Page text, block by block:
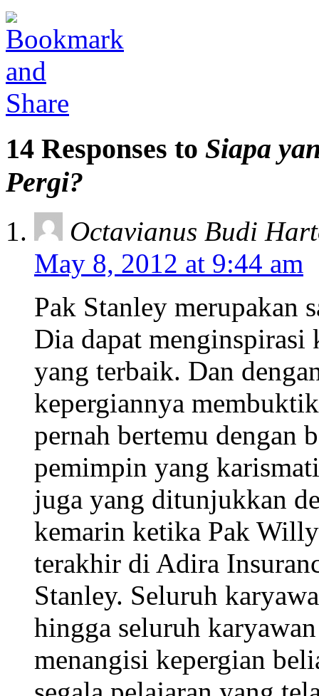
14 Responses to Siapa
Pergi?
Octavianus Budi
May 8, 2012 at 9:44 am
Pak Stanley merupakan
Dia dapat
yang terbaik. Dan
kepergiannya
pernah bertemu dengan
pemimpin yang
juga yang ditunjukkan
kemarin ketika Pak
terakhir di Adira
Stanley. Seluruh
hingga seluruh
menangisi kepergian